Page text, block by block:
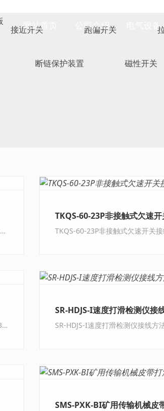
网站首页 公司介绍 电气设备
接近开关 跑偏开关
断链保护装置 磁性开关
TM-6P非接触式欠速开关安装视频详细介绍TM-6P非接触式欠速开关安装视频TM-6P欠速开关 ···
TKQS-60-23P非接触式欠速
SS30-12A速度传感器迟滞曲线详细介绍卓信SS30一12A速度传感器，迟滞曲线SS30一12A速度···
SR-HDJS-I速度打滑检测仪接
SMS-PXK-BI矿用传输机械皮